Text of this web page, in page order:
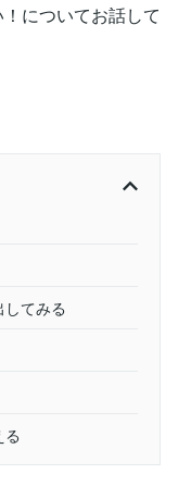
についてお話して
てみる